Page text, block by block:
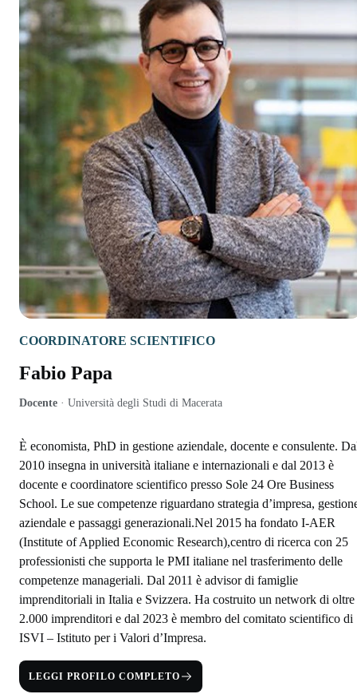
COORDINATORE SCIENTIFICO
Fabio Papa
Docente · Università degli Studi di Macerata
È economista, PhD in gestione aziendale, docente e consulente.
2010 insegna in università italiane e internazionali e dal 2013 è
docente e coordinatore scientifico presso Sole 24 Ore Business
School. Le sue competenze riguardano strategia d’impresa,
aziendale e passaggi generazionali.Nel 2015 ha fondato I-AER
(Institute of Applied Economic Research),centro di ricerca con 25
professionisti che supporta le PMI italiane nel trasferimento delle
competenze manageriali. Dal 2011 è advisor di famiglie
imprenditoriali in Italia e Svizzera. Ha costruito un network di oltre
2.000 imprenditori e dal 2023 è membro del comitato scientifico di
ISVI – Istituto per i Valori d’Impresa.
LEGGI PROFILO COMPLETO